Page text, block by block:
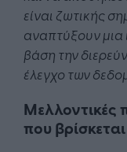
είναι ζωτικής
αναπτύξουνμια
βάση την
έλεγχοτων
Μελλοντικές
που